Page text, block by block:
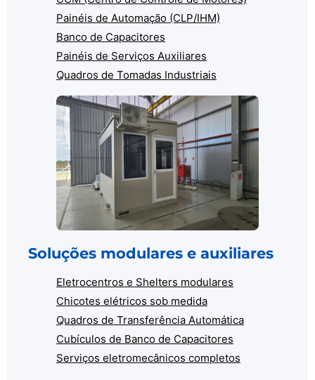
Painéis de Automação (CLP/IHM)
Banco de Capacitores
Painéis de Serviços Auxiliares
Quadros de Tomadas Industriais
Soluções modulares e auxiliares
Eletrocentros e Shelters modulares
Chicotes elétricos sob medida
Quadros de Transferência Automática
Cubículos de Banco de Capacitores
Serviços eletromecânicos completos